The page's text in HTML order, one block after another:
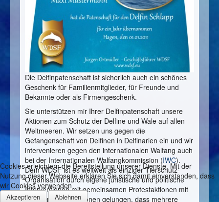
Die Delfinpatenschaft ist sicherlich auch ein schönes
Geschenk für Familienmitglieder, für Freunde und
Bekannte oder als Firmengeschenk.
Sie unterstützen mir Ihrer Delfinpatenschaft unsere
Aktionen zum Schutz der Delfine und Wale auf allen
Weltmeeren. Wir setzen uns gegen die
Gefangenschaft von Delfinen in Delfinarien ein und wir
intervenieren gegen den internationalen Walfang auch
bei der Internationalen Walfangkommission (IWC).
Dem WDSF ist es weltweit als einziger Tierschutz-
Organisation durch eigene juristische und politische
Interventionen mit gemeinsamen Protestaktionen mit
anderen Organisationen gelungen, dass mehrere
Cookies erleichtern die Bereitstellung unserer Dienste. Mit der
Nutzung dieser Webseite erklären Sie sich damit einverstanden, dass
wir Cookies verwenden
Akzeptieren Ablehnen